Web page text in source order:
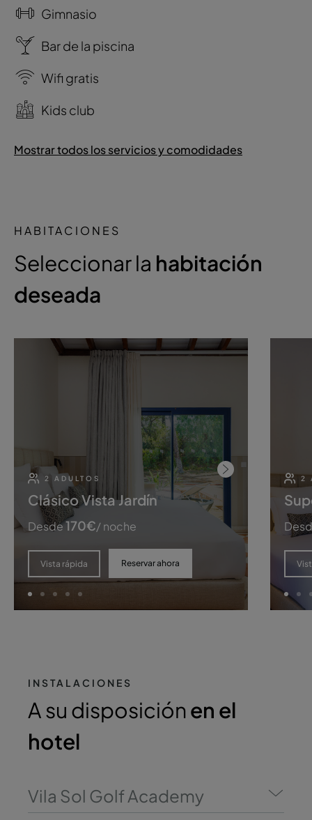
Gimnasio
Bar de la piscina
Wifi gratis
Kids club
Mostrar todos los servicios y comodidades
HABITACIONES
Seleccionar la habitación
deseada
2 ADULTOS
Clásico Vista Jardín
Desde170€/ noche
Vista rápida Reservar ahora
2
INSTALACIONES
A su disposiciónen el
hotel
Vila Sol Golf Academy